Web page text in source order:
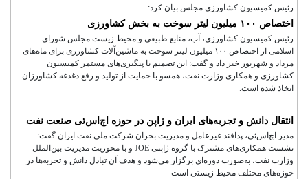
رئیس کمیسیون کشاورزی مجلس بیان کرد:
اختصاص ۱۰۰ میلیون لیتر سوخت به بخش کشاورزی
رئیس کمیسیون کشاورزی، آب، منابع طبیعی و محیط زیست مجلس شورای
اسلامی از اختصاص ۱۰۰ میلیون لیتر سوخت به ماشین‌آلات کشاورزی برای ماه‌های
مرداد و شهریور خبر داد و گفت: این تصمیم با پیگیری‌های مستمر کمیسیون
کشاورزی و همکاری وزارت نفت، همسو با حمایت از تولید و رفع دغدغه کشاورزان
اتخاذ شده است.
انتقال دانش و تجربه‌های ایران و ژاپن در حوزه اچ‌اس‌ئی صنعت نفت
مدیر اچ‌اس‌ئی، پدافند غیرعامل و مدیریت بحران شرکت ملی نفت ایران گفت:
نشست همکاری‌های مشترک با گروه ژاپنی JOE و با محوریت مدیریت بین‌الملل
وزارت نفت، به‌صورت دوره‌ای برگزار می‌شود و هدف آن تبادل دانش و تجربه‌ها در
حوزه‌های مختلف محیط زیستی است